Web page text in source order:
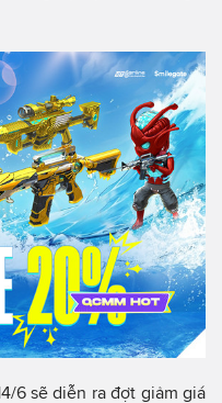
6 sẽ diễn ra đợt giảm giá